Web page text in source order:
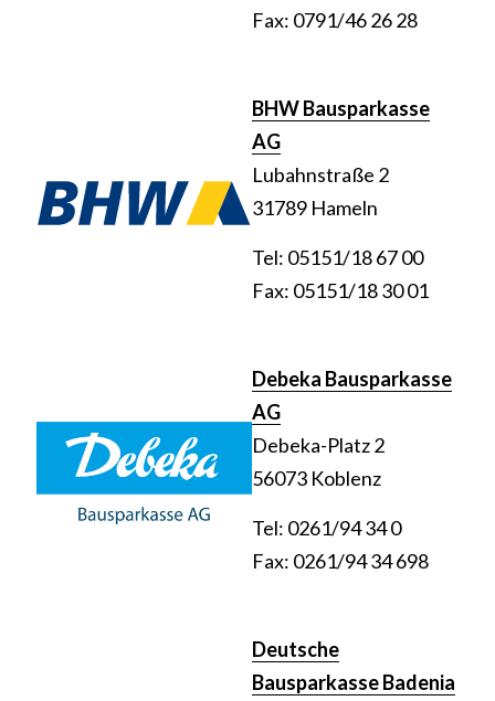
Fax: 0791/46 26 28
BHW Bausparkasse
AG
Lubahnstraße 2
31789 Hameln
Tel: 05151/18 67 00
Fax: 05151/18 30 01
Debeka Bausparkasse
AG
Debeka-Platz 2
56073 Koblenz
Tel: 0261/94 34 0
Fax: 0261/94 34 698
Deutsche
Bausparkasse Badenia